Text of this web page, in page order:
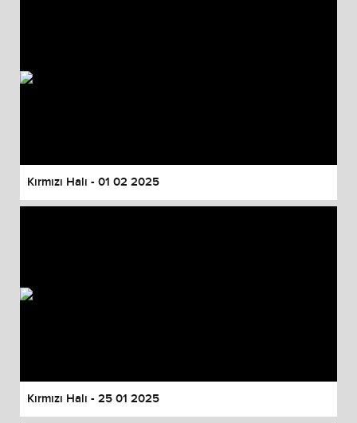
Kırmızı Halı - 01 02 2025
Kırmızı Halı - 25 01 2025